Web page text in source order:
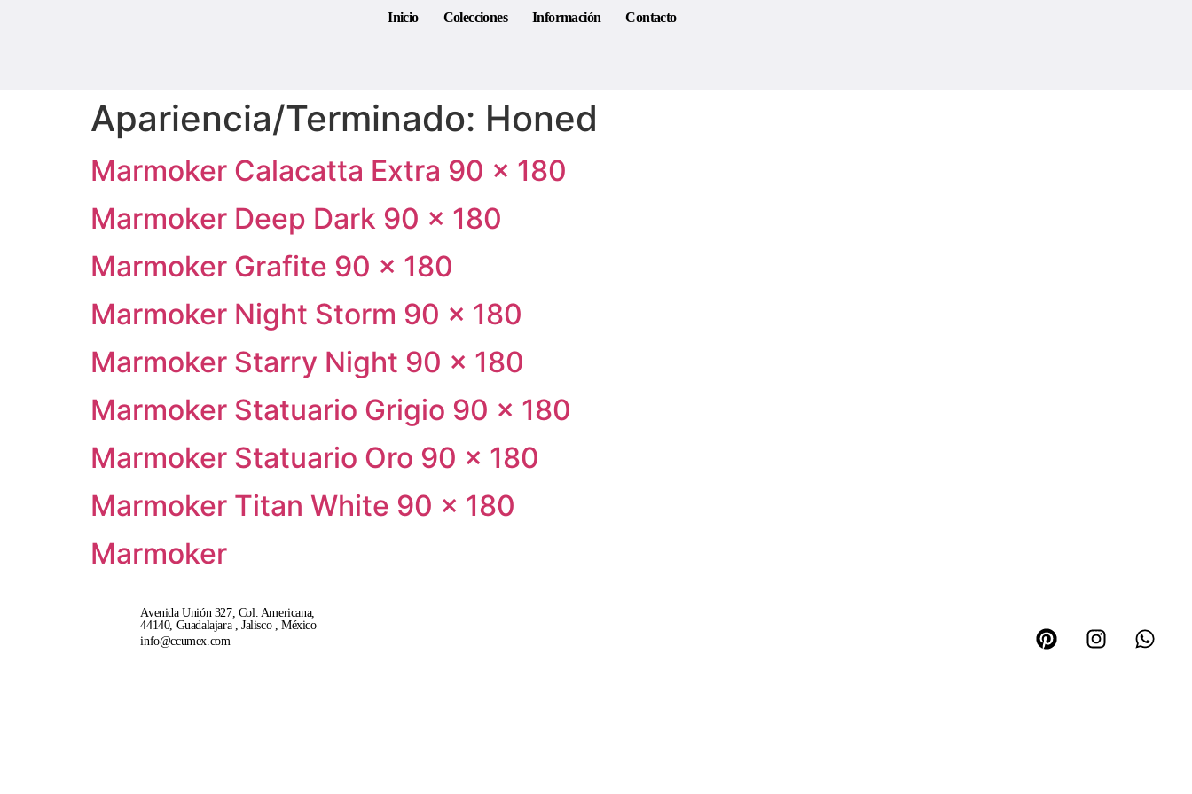
Inicio Colecciones Información Contacto
Apariencia/Terminado: Honed
Marmoker Calacatta Extra 90 × 180
Marmoker Deep Dark 90 × 180
Marmoker Grafite 90 × 180
Marmoker Night Storm 90 × 180
Marmoker Starry Night 90 × 180
Marmoker Statuario Grigio 90 × 180
Marmoker Statuario Oro 90 × 180
Marmoker Titan White 90 × 180
Marmoker
Avenida Unión 327, Col. Americana,
44140, Guadalajara , Jalisco , México
info@ccumex.com